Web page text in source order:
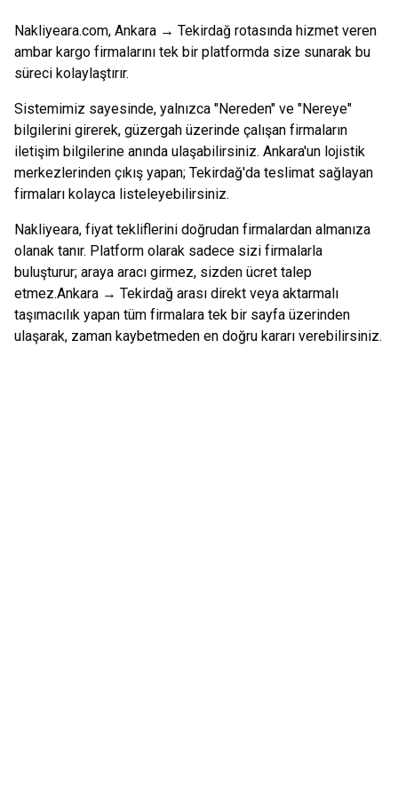
Nakliyeara.com, Ankara → Tekirdağ rotasında hizmet veren
ambar kargo firmalarını tek bir platformda size sunarak bu
süreci kolaylaştırır.
Sistemimiz sayesinde, yalnızca "Nereden" ve "Nereye"
bilgilerini girerek, güzergah üzerinde çalışan firmaların
iletişim bilgilerine anında ulaşabilirsiniz. Ankara'un lojistik
merkezlerinden çıkış yapan; Tekirdağ'da teslimat sağlayan
firmaları kolayca listeleyebilirsiniz.
Nakliyeara, fiyat tekliflerini doğrudan firmalardan almanıza
olanak tanır. Platform olarak sadece sizi firmalarla
buluşturur; araya aracı girmez, sizden ücret talep
etmez.Ankara → Tekirdağ arası direkt veya aktarmalı
taşımacılık yapan tüm firmalara tek bir sayfa üzerinden
ulaşarak, zaman kaybetmeden en doğru kararı verebilirsiniz.